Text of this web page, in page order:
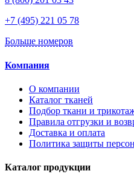
+7 (495) 221 05 78
Больше номеров
Компания
О компании
Каталог тканей
Подбор ткани и
Правила отгрузки и
Доставка и оплата
Политика защиты
Каталог продукции